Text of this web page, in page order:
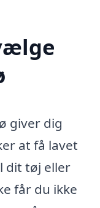
giver dig
at få lavet
dit tøj eller
får du ikke